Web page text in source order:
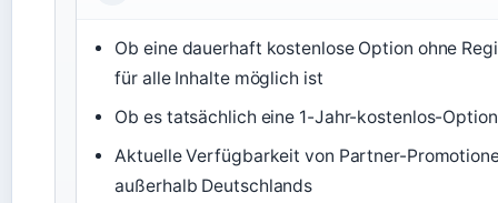
Ob eine dauerhaft kostenlose Option ohne
für alle Inhalte möglich ist
Ob es tatsächlich eine 1-Jahr-kostenlos-
Aktuelle Verfügbarkeit von Partner-
außerhalb Deutschlands